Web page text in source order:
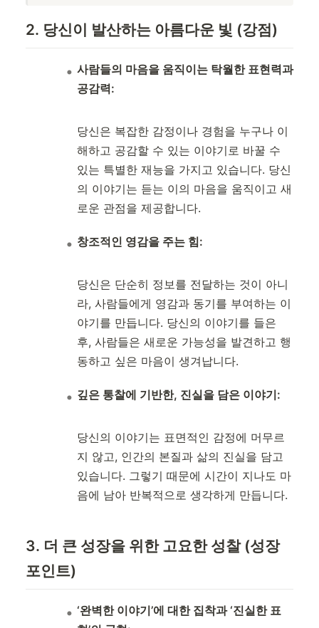
2. 당신이 발산하는 아름다운 빛 (강점)
사람들의 마음을 움직이는 탁월한 표현력과
공감력:
당신은 복잡한 감정이나 경험을 누구나 이
해하고 공감할 수 있는 이야기로 바꿀 수
있는 특별한 재능을 가지고 있습니다. 당신
의 이야기는 듣는 이의 마음을 움직이고 새
로운 관점을 제공합니다.
창조적인 영감을 주는 힘:
당신은 단순히 정보를 전달하는 것이 아니
라, 사람들에게 영감과 동기를 부여하는 이
야기를 만듭니다. 당신의 이야기를 들은
후, 사람들은 새로운 가능성을 발견하고 행
동하고 싶은 마음이 생겨납니다.
깊은 통찰에 기반한, 진실을 담은 이야기:
당신의 이야기는 표면적인 감정에 머무르
지 않고, 인간의 본질과 삶의 진실을 담고
있습니다. 그렇기 때문에 시간이 지나도 마
음에 남아 반복적으로 생각하게 만듭니다.
3. 더 큰 성장을 위한 고요한 성찰 (성장
포인트)
‘완벽한 이야기’에 대한 집착과 ‘진실한 표